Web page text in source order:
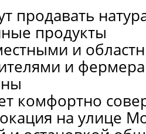
продавать
продукты
и
и
комфортно
на улице